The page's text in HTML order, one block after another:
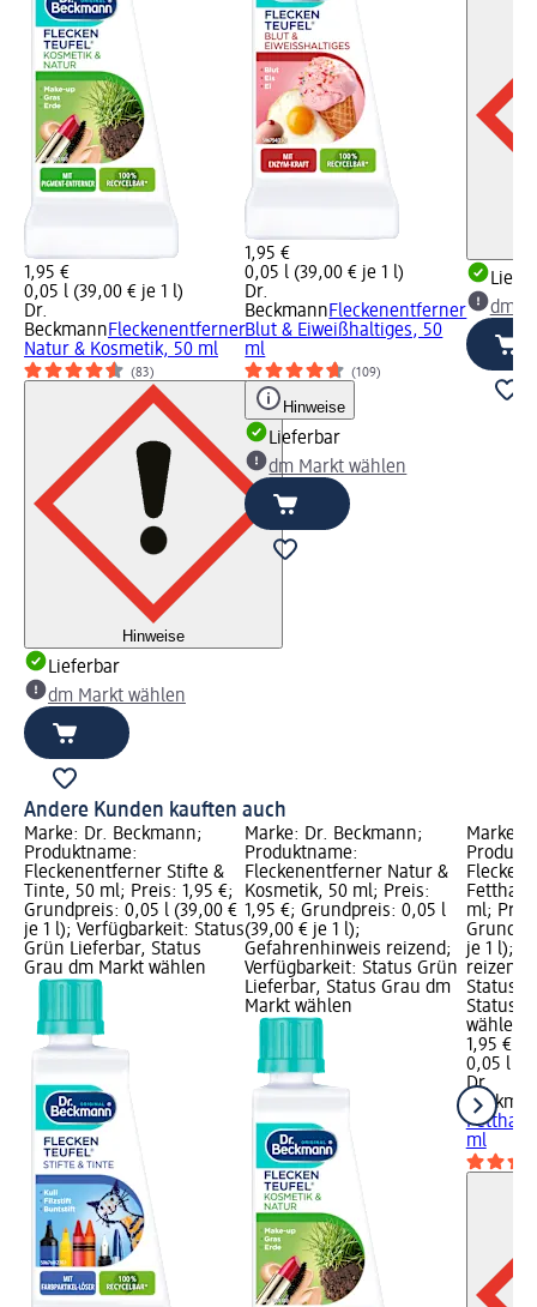
1,95 €
0,05 l (39,00 € je 1 l)
Dr.
BeckmannFleckenentferner
Natur & Kosmetik, 50 ml
(83)
Hinweise
Lieferbar
dm Markt wählen
1,95 €
0,05 l (39,00 € je 1 l)
Dr.
BeckmannFleckenentferner
Blut & Eiweißhaltiges, 50
ml
(109)
Hinweise
Lieferbar
dm Markt wählen
dm
Andere Kunden kauften auch
Marke: Dr. Beckmann;
Produktname:
Fleckenentferner Stifte &
Tinte, 50 ml; Preis: 1,95 €;
Grundpreis: 0,05 l (39,00 €
je 1 l); Verfügbarkeit: Status
Grün Lieferbar, Status
Grau dm Markt wählen
Marke: Dr. Beckmann;
Produktname:
Fleckenentferner Natur &
Kosmetik, 50 ml; Preis:
1,95 €; Grundpreis: 0,05 l
(39,00 € je 1 l);
Gefahrenhinweis reizend;
Verfügbarkeit: Status Grün
Lieferbar, Status Grau dm
Markt wählen
Marke:
ml;
je 1 l);
reizend;
Status
Status
wählen
1,95 €
0,05 l
Dr.
ml